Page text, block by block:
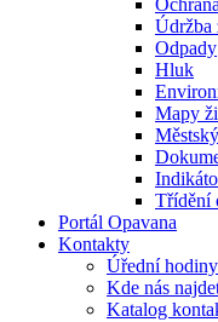
Údržba
Odpady
Hluk
Mapy
Třídění
Portál Opavana
Kontakty
Úřední hodiny
Kde nás
Katalog